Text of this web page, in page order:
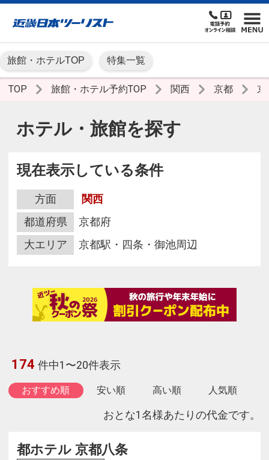
旅館・ホテルTOP 特集一覧
TOP 旅館・ホテル予約TOP 関西 京都 京
ホテル・旅館を探す
現在表示している条件
方面
関西
都道府県
京都府
大エリア
京都駅・四条・御池周辺
174 件中1〜20件表示
おすすめ順 安い順 高い順 人気順
おとな1名様あたりの代金です。
都ホテル 京都八条